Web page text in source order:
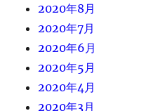
2020年8月
2020年7月
2020年6月
2020年5月
2020年4月
2020年3月